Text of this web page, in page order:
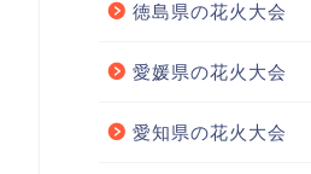
徳島県の花火大会
愛媛県の花火大会
愛知県の花火大会